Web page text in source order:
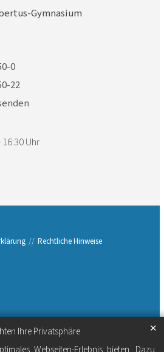
Ihre Privatsphäre
✕
Gymnasium
0
22
Uhr
Rechtliche Hinweise